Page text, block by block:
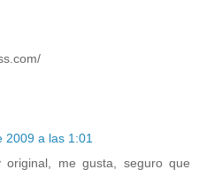
2009 a las 1:01
original, me gusta, seguro que